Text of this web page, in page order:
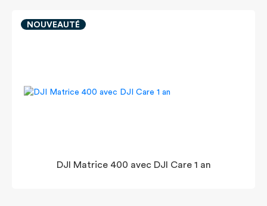
NOUVEAUTÉ
DJI Matrice 400 avec DJI Care 1 an